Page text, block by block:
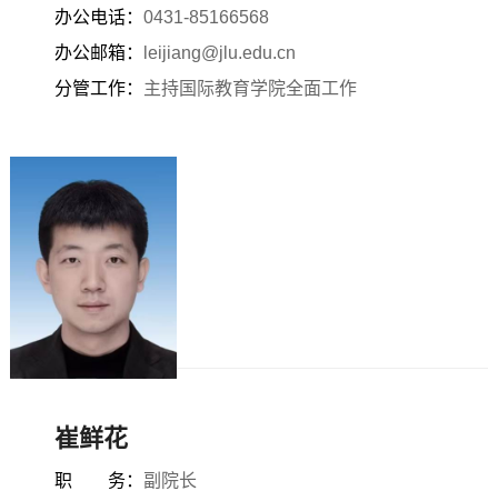
办公电话： 0431-85166568
办公邮箱：
leijiang@jlu.edu.cn
分管工作： 主持国际教育学院全面工作
崔鲜花
职 务： 副院长